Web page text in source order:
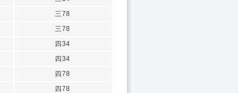
三78
三78
四34
四34
四78
四78